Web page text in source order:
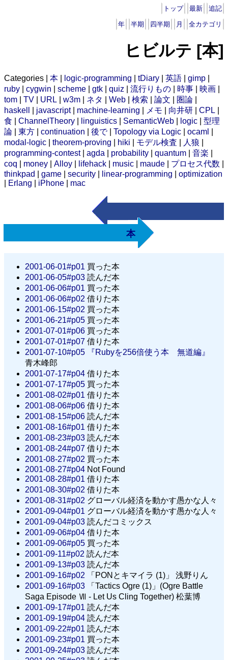
トップ 最新 追記
年 半期 四半期 月 全カテゴリ
ヒビルテ [本]
Categories | 本 logic-programming tDiary 英語 gimp
ruby
cygwin scheme gtk quiz 流行りもの 時事 映画
tom
TV URL w3m ネタ Web 検索 論文 圏論
haskell
javascript| machine-learning メモ 向井研 CPL
食
ChannelTheory linguistics SemanticWeb logic
型理
論
東方 continuation 後で| Topology via Logic ocaml
modal-logic
theorem-proving hiki モデル検査 人狼
programming-contest| agda probability quantum 音楽
coq
money Alloy lifehack music maude プロセス代数
thinkpad
game security linear-programming
optimization
Erlang iPhone mac
本
2001-06-01#p01 買った本
2001-06-05#p03 読んだ本
2001-06-06#p01 買った本
2001-06-06#p02 借りた本
2001-06-15#p02 買った本
2001-06-21#p05 買った本
2001-07-01#p06 買った本
2001-07-01#p07 借りた本
2001-07-10#p05
『Rubyを256倍使う本 無道編』
青木峰郎
2001-07-17#p04 借りた本
2001-07-17#p05 買った本
2001-08-02#p01 借りた本
2001-08-06#p06 借りた本
2001-08-15#p06 読んだ本
2001-08-16#p01 借りた本
2001-08-23#p03 読んだ本
2001-08-24#p07 借りた本
2001-08-27#p02 買った本
2001-08-27#p04 Not Found
2001-08-28#p01 借りた本
2001-08-30#p02 借りた本
2001-08-31#p02 グローバル経済を動かす愚かな人々
2001-09-04#p01 グローバル経済を動かす愚かな人々
2001-09-04#p03 読んだコミックス
2001-09-06#p04 借りた本
2001-09-06#p05 買った本
2001-09-11#p02 読んだ本
2001-09-13#p03 読んだ本
2001-09-16#p02 「PONとキマイラ (1)」 浅野りん
2001-09-16#p03 「Tactics Ogre (1)」(Ogre Battle
Saga Episode Ⅶ - Let Us Cling Together) 松葉博
2001-09-17#p01 読んだ本
2001-09-19#p04 読んだ本
2001-09-22#p01 読んだ本
2001-09-23#p01 買った本
2001-09-24#p03 読んだ本